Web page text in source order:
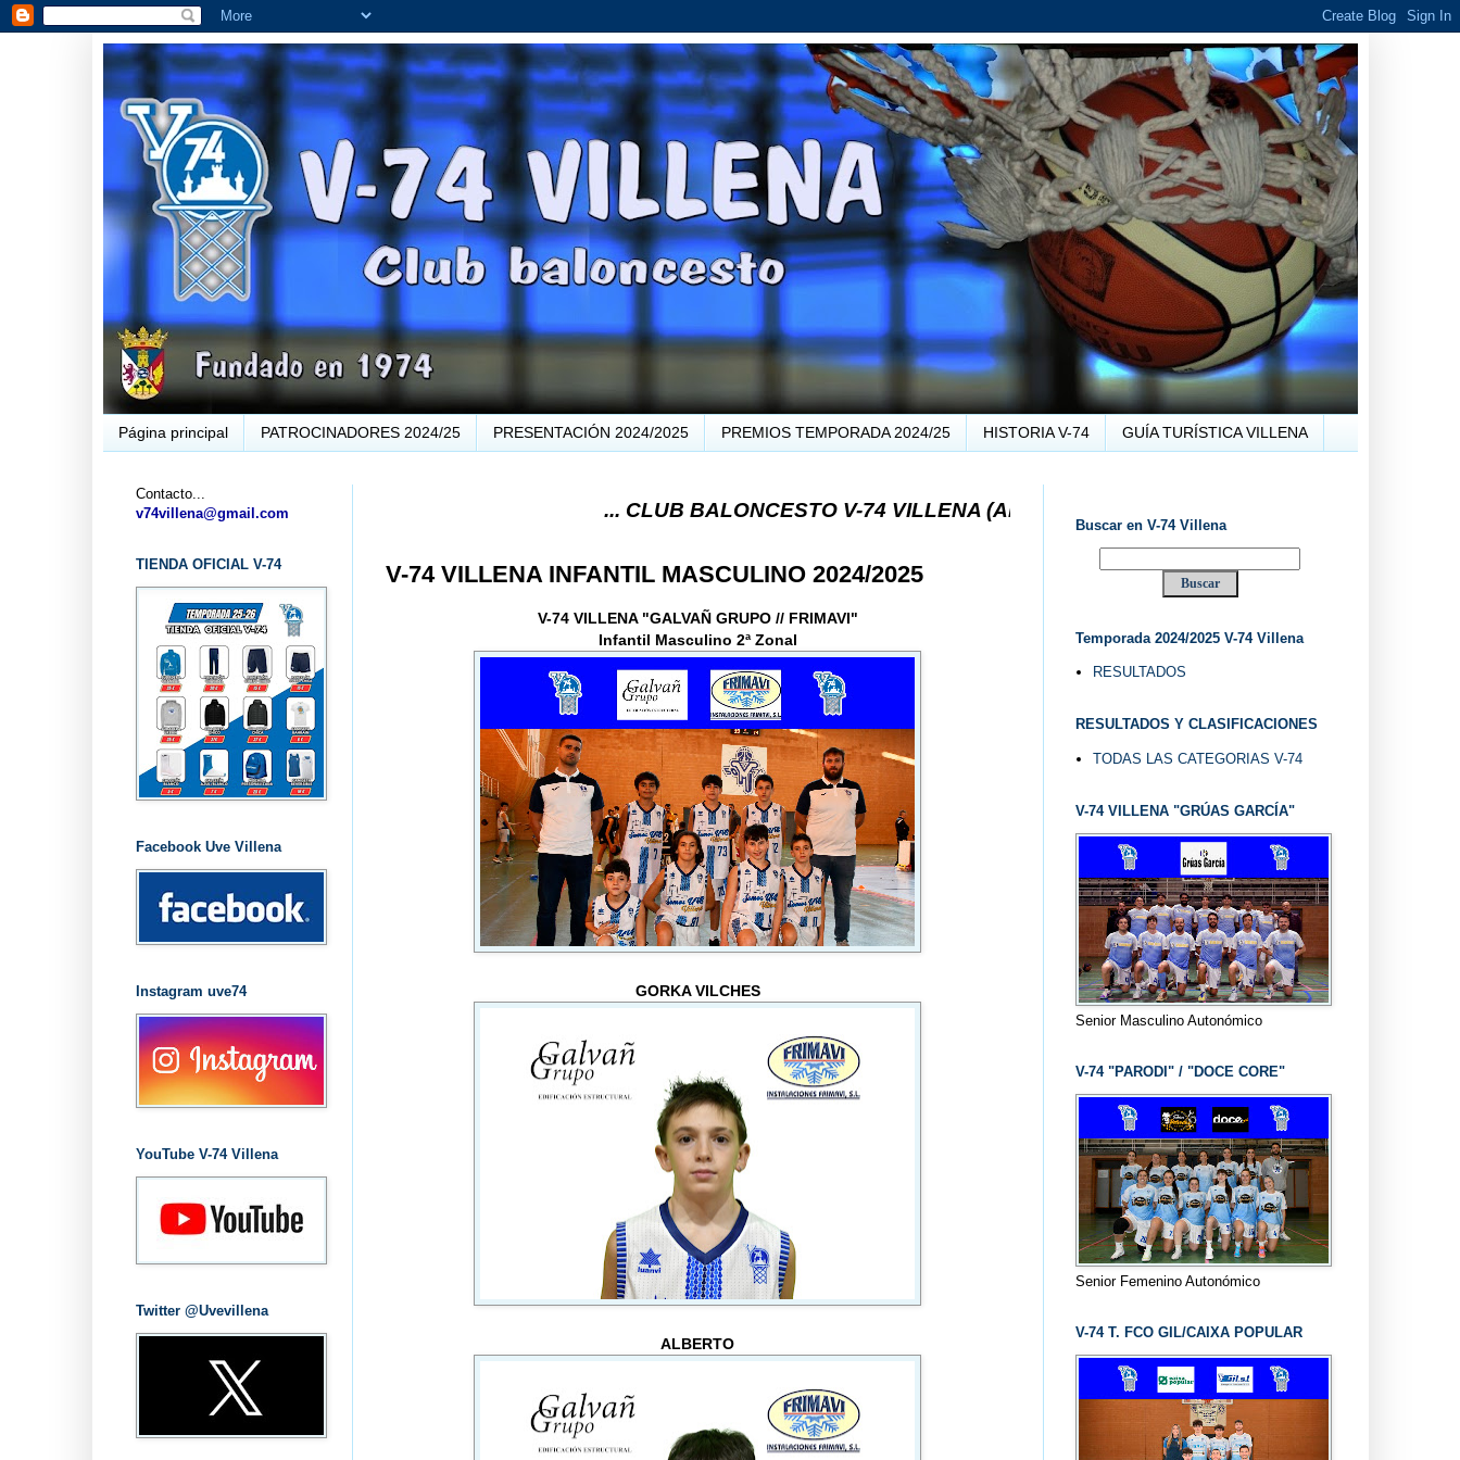
Página principal PATROCINADORES 2024/25 PRESENTACIÓN 2024/2025 PREMIOS TEMPORADA 2024/25 HISTORIA V-74 GUÍA TURÍSTICA VILLENA
... CLUB BALONCESTO V-74 VILLENA (ALICANTE) ... V-74 VILLENA DESDE 1.974 ... EL "UVE" ...
V-74 VILLENA INFANTIL MASCULINO 2024/2025
V-74 VILLENA "GALVAÑ GRUPO // FRIMAVI"
Infantil Masculino 2ª Zonal
GORKA VILCHES
ALBERTO
Contacto...
v74villena@gmail.com
TIENDA OFICIAL V-74
Facebook Uve Villena
Instagram uve74
YouTube V-74 Villena
Twitter @Uvevillena
Buscar en V-74 Villena
Temporada 2024/2025 V-74 Villena
RESULTADOS
RESULTADOS Y CLASIFICACIONES
TODAS LAS CATEGORIAS V-74
V-74 VILLENA "GRÚAS GARCÍA"
Senior Masculino Autonómico
V-74 "PARODI" / "DOCE CORE"
Senior Femenino Autonómico
V-74 T. FCO GIL/CAIXA POPULAR